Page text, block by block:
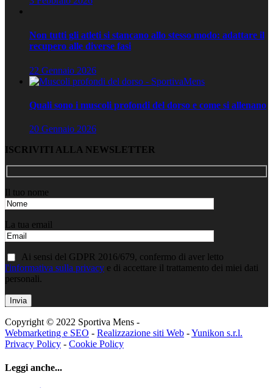
Non tutti gli atleti si stancano allo stesso modo: adattare il
recupero alle diverse fasi
22 Gennaio 2026
Quali sono i muscoli profondi del dorso e come si allenano
20 Gennaio 2026
ISCRIVITI ALLA NEWSLETTER
Il tuo nome
La tua email
Ai sensi del GDPR 2016/679, confermo di aver letto
l'informativa sulla privacy e di accettare il trattamento dei miei dati
personali.
Copyright © 2022 Sportiva Mens -
Webmarketing e SEO - Realizzazione siti Web -Yunikon s.r.l.
Privacy Policy - Cookie Policy
Leggi anche...